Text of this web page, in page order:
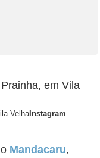
VelhaInstagram
Mandacaru,